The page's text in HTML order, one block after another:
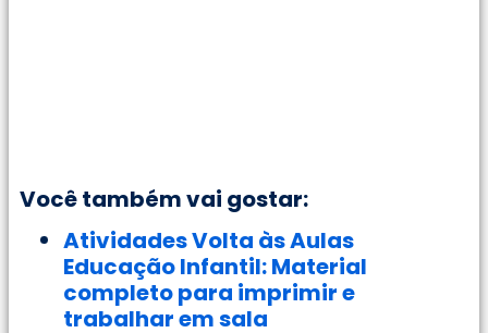
Você também vai gostar:
Atividades Volta às Aulas
Educação Infantil: Material
completo para imprimir e
trabalhar em sala